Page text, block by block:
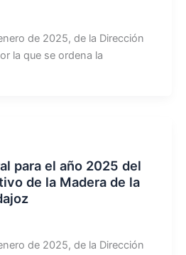
de 2025, de la Dirección
la que se ordena la
para el año 2025 del
de la Madera de la
de 2025, de la Dirección